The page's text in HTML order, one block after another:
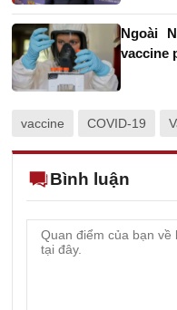
Ngoài
vaccine
vaccine COVID-19
Bình luận